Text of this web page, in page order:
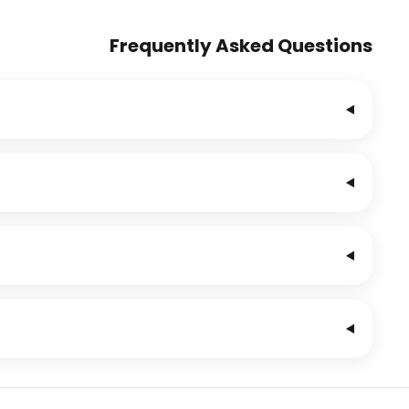
Frequently Asked Questions